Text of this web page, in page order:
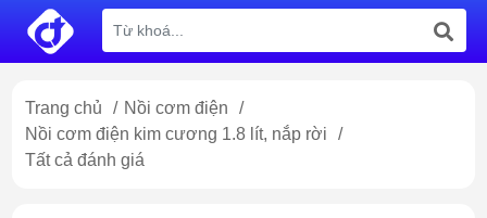
Trang chủ / Nồi cơm điện
/
Nồi cơm điện kim cương 1.8 lít, nắp rời
/
Tất cả đánh giá